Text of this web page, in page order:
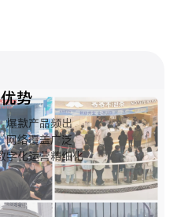
势
爆款产品频出
网络覆盖广泛
字化运营精细化